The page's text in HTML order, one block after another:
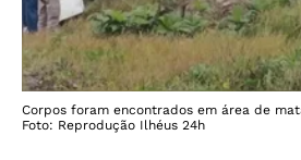
Corpos foram encontrados em área de
Foto: Reprodução Ilhéus 24h